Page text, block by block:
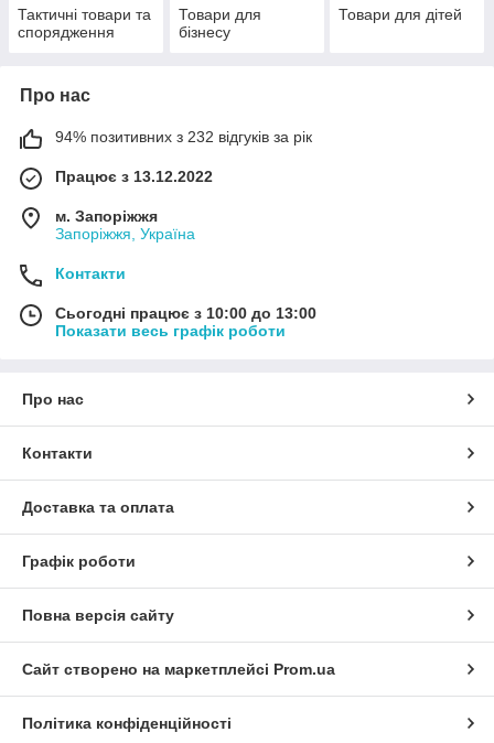
Тактичні товари та
спорядження
Товари для
бізнесу
Товари для дітей
Про нас
94% позитивних з 232 відгуків за рік
Працює з 13.12.2022
м. Запоріжжя
Запоріжжя, Україна
Контакти
Сьогодні працює з 10:00 до 13:00
Показати весь графік роботи
Про нас
Контакти
Доставка та оплата
Графік роботи
Повна версія сайту
Сайт створено на маркетплейсі Prom.ua
Політика конфіденційності